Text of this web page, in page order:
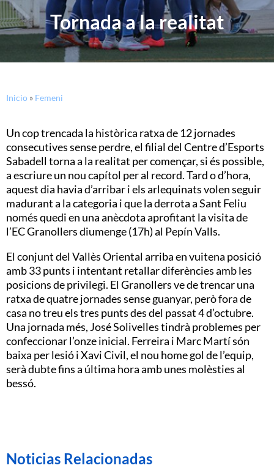
Tornada a la realitat
Inicio » Femeni
Un cop trencada la històrica ratxa de 12 jornades
consecutives sense perdre, el filial del Centre d’Esports
Sabadell torna a la realitat per començar, si és possible,
a escriure un nou capítol per al record. Tard o d’hora,
aquest dia havia d’arribar i els arlequinats volen seguir
madurant a la categoria i que la derrota a Sant Feliu
només quedi en una anècdota aprofitant la visita de
l’EC Granollers diumenge (17h) al Pepín Valls.
El conjunt del Vallès Oriental arriba en vuitena posició
amb 33 punts i intentant retallar diferències amb les
posicions de privilegi. El Granollers ve de trencar una
ratxa de quatre jornades sense guanyar, però fora de
casa no treu els tres punts des del passat 4 d’octubre.
Una jornada més, José Solivelles tindrà problemes per
confeccionar l’onze inicial. Ferreira i Marc Martí són
baixa per lesió i Xavi Civil, el nou home gol de l’equip,
serà dubte fins a última hora amb unes molèsties al
bessó.
Noticias Relacionadas